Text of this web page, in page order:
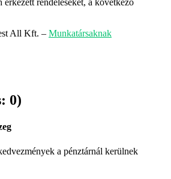
All Kft. – Munkatársaknak
0)
a pénztárnál kerülnek